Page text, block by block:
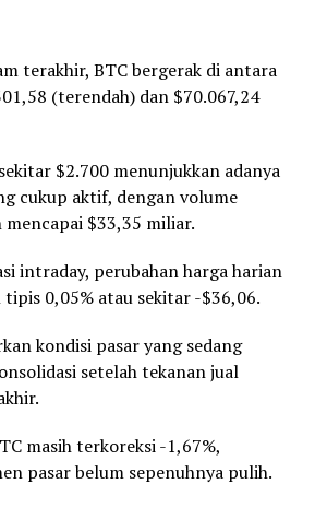
terakhir, BTC bergerak di antara
(terendah) dan $70.067,24
$2.700 menunjukkan adanya
cukup aktif, dengan volume
$33,35 miliar.
intraday, perubahan harga harian
0,05% atau sekitar -$36,06.
kondisi pasar yang sedang
setelah tekanan jual
masih terkoreksi -1,67%,
pasar belum sepenuhnya pulih.